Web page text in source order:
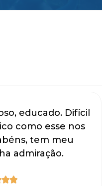
educado. Difícil
como esse nos
tem meu
admiração.
